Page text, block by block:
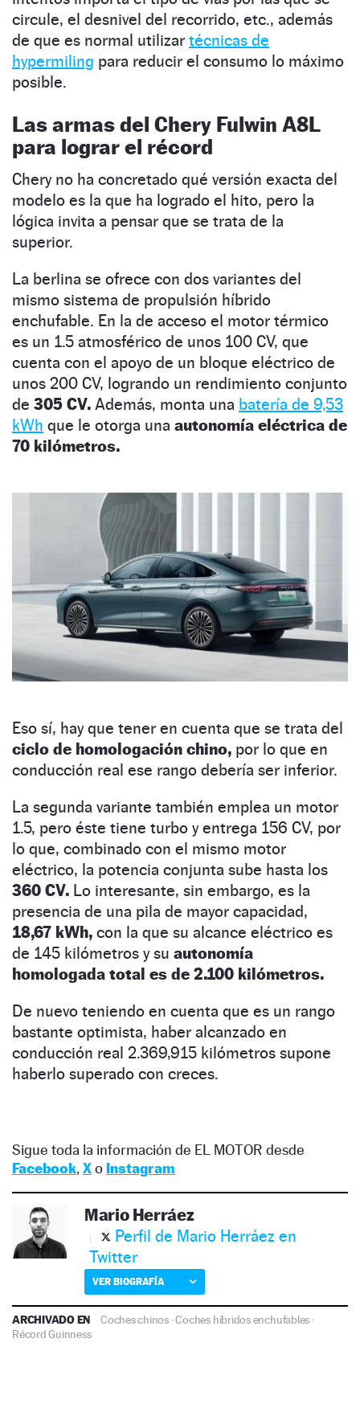
circule, el desnivel del recorrido, etc., además
de que es normal utilizar técnicas de
hypermiling para reducir el consumo lo máximo
posible.
Las armas del Chery Fulwin A8L
para lograr el récord
Chery no ha concretado qué versión exacta del
modelo es la que ha logrado el hito, pero la
lógica invita a pensar que se trata de la
superior.
La berlina se ofrece con dos variantes del
mismo sistema de propulsión híbrido
enchufable. En la de acceso el motor térmico
es un 1.5 atmosférico de unos 100 CV, que
cuenta con el apoyo de un bloque eléctrico de
unos 200 CV, logrando un rendimiento conjunto
de 305 CV. Además, monta una batería de 9,53
kWh que le otorga una autonomía eléctrica de
70 kilómetros.
Eso sí, hay que tener en cuenta que se trata del
ciclo de homologación chino, por lo que en
conducción real ese rango debería ser inferior.
La segunda variante también emplea un motor
1.5, pero éste tiene turbo y entrega 156 CV, por
lo que, combinado con el mismo motor
eléctrico, la potencia conjunta sube hasta los
360 CV. Lo interesante, sin embargo, es la
presencia de una pila de mayor capacidad,
18,67 kWh, con la que su alcance eléctrico es
de 145 kilómetros y su autonomía
homologada total es de 2.100 kilómetros.
De nuevo teniendo en cuenta que es un rango
bastante optimista, haber alcanzado en
conducción real 2.369,915 kilómetros supone
haberlo superado con creces.
Sigue toda la información de EL MOTOR desde
Facebook, Xo Instagram
Mario Herráez
Perfil de Mario Herráez en
Twitter
VER BIOGRAFÍA
ARCHIVADO EN Coches chinos ·Coches híbridos enchufables ·
Récord Guinness